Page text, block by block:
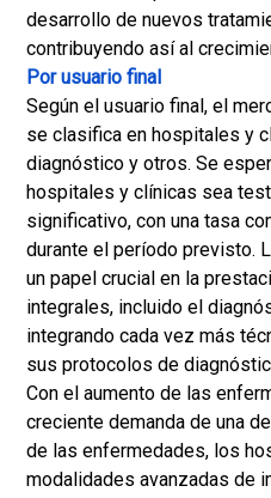
desarrollo de nuevos
contribuyendo así al
Por usuario final
Según el usuario final, el
se clasifica en hospitales y
diagnóstico y otros. Se
hospitales y clínicas sea
significativo, con una tasa
durante el período previsto.
un papel crucial en la
integrales, incluido el
integrando cada vez más
sus protocolos de
Con el aumento de las
creciente demanda de una
de las enfermedades, los
modalidades avanzadas de